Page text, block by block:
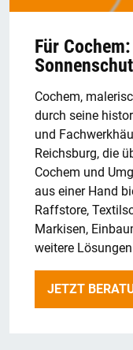
Für
Cochem,
durch seine
und
Reichsburg, die
Cochem und
aus einer Hand
Raffstore,
Markisen,
weitere
JETZT